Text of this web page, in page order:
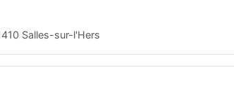
Salles-sur-l'Hers